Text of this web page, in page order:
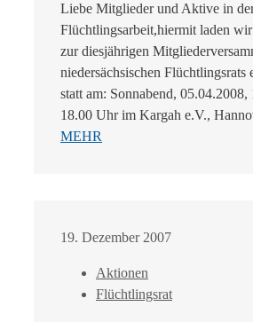
Liebe Mitglieder und Aktive in
Flüchtlingsarbeit,hiermit laden
zur diesjährigen
niedersächsischen Flüchtlingsrats
statt am: Sonnabend,
18.00 Uhr im Kargah e.V.,
MEHR
19. Dezember 2007
Aktionen
Flüchtlingsrat